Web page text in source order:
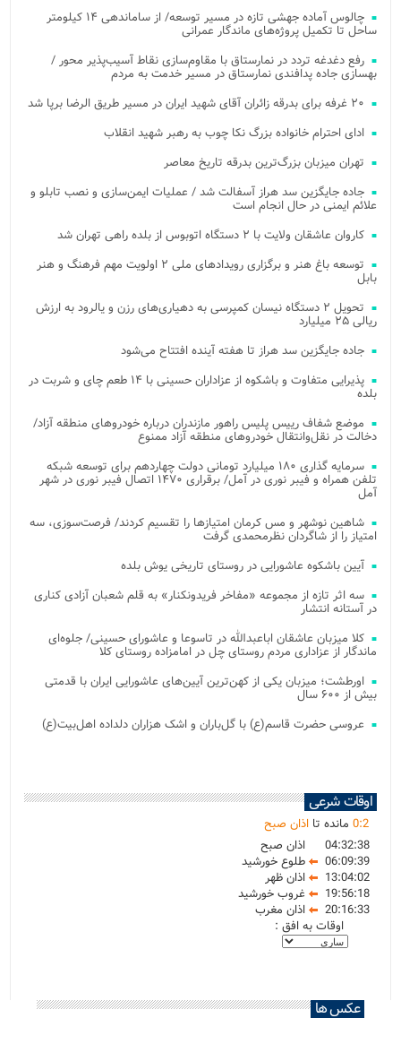
چالوس آماده جهشی تازه در مسیر توسعه/ از ساماندهی ۱۴ کیلومتر
ساحل تا تکمیل پروژه‌های ماندگار عمرانی
رفع دغدغه تردد در نمارستاق با مقاوم‌سازی نقاط آسیب‌پذیر محور /
بهسازی جاده پدافندی نمارستاق در مسیر خدمت به مردم
۲۰ غرفه برای بدرقه زائران آقای شهید ایران در مسیر طریق الرضا برپا شد
ادای احترام خانواده بزرگ نکا چوب به رهبر شهید انقلاب
تهران میزبان بزرگ‌ترین بدرقه تاریخ معاصر
جاده جایگزین سد هراز آسفالت شد / عملیات ایمن‌سازی و نصب تابلو و
علائم ایمنی در حال انجام است
کاروان عاشقان ولایت با ۲ دستگاه اتوبوس از بلده راهی تهران شد
توسعه باغ هنر و برگزاری رویدادهای ملی ۲ اولویت مهم فرهنگ و هنر
بابل
تحویل ۲ دستگاه نیسان کمپرسی به دهیاری‌های رزن و یالرود به ارزش
ریالی ۲۵ میلیارد
جاده جایگزین سد هراز تا هفته آینده افتتاح می‌شود
پذیرایی متفاوت و باشکوه از عزاداران حسینی با ۱۴ طعم چای و شربت در
بلده
موضع شفاف رییس پلیس راهور مازندران درباره خودروهای منطقه آزاد/
دخالت در نقل‌وانتقال خودروهای منطقه آزاد ممنوع
سرمایه گذاری ۱۸۰ میلیارد تومانی دولت چهاردهم برای توسعه شبکه
تلفن همراه و فیبر نوری در آمل/ برقراری ۱۴۷۰ اتصال فیبر نوری در شهر
آمل
شاهین نوشهر و مس کرمان امتیازها را تقسیم کردند/ فرصت‌سوزی، سه
امتیاز را از شاگردان نظرمحمدی گرفت
آیین باشکوه عاشورایی در روستای تاریخی یوش بلده
سه اثر تازه از مجموعه «مفاخر فریدونکنار» به قلم شعبان آزادی کناری
در آستانه انتشار
کلا میزبان عاشقان اباعبدالله در تاسوعا و عاشورای حسینی/ جلوه‌ای
ماندگار از عزاداری مردم روستای چل در امامزاده روستای کلا
اورطشت؛ میزبان یکی از کهن‌ترین آیین‌های عاشورایی ایران با قدمتی
بیش از ۶۰۰ سال
عروسی حضرت قاسم(ع) با گل‌باران و اشک هزاران دلداده اهل‌بیت(ع)
اوقات شرعی
0:2 مانده تااذان صبح
04:32:38
اذان صبح
06:09:39
طلوع خورشید
13:04:02
اذان ظهر
19:56:18
غروب خورشید
20:16:33
اذان مغرب
اوقات به افق :
عکس ها